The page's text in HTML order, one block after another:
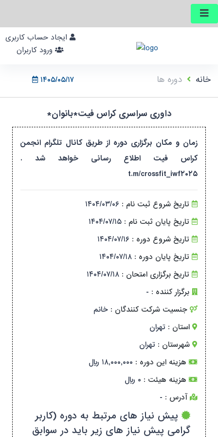
۱۴۰۵/۰۵/۱۷ خانه دوره ها
داوری سراسری کراس فیت*بانوان*
زمان و مکان برگزاری دوره از طریق کانال تلگرام انجمن
کراس فیت اطلاع رسانی خواهد شد .
t.m/crossfit_iwf۲۰۲۵
تاریخ شروع ثبت نام : ۱۴۰۴/۰۳/۰۶
تاریخ پایان ثبت نام : ۱۴۰۴/۰۷/۱۵
تاریخ شروع دوره : ۱۴۰۴/۰۷/۱۶
تاریخ پایان دوره : ۱۴۰۴/۰۷/۱۸
تاریخ برگزاری امتحان : ۱۴۰۴/۰۷/۱۸
برگزار کننده : -
جنسیت شرکت کنندگان : خانم
استان : تهران
شهرستان : تهران
هزینه این دوره : ۱۸,۰۰۰,۰۰۰ ریال
هزینه هیئت : ۰ ریال
آدرس : -
پیش نیاز های مرتبط به دوره (کاربر
گرامی پیش نیاز های زیر باید در سوابق